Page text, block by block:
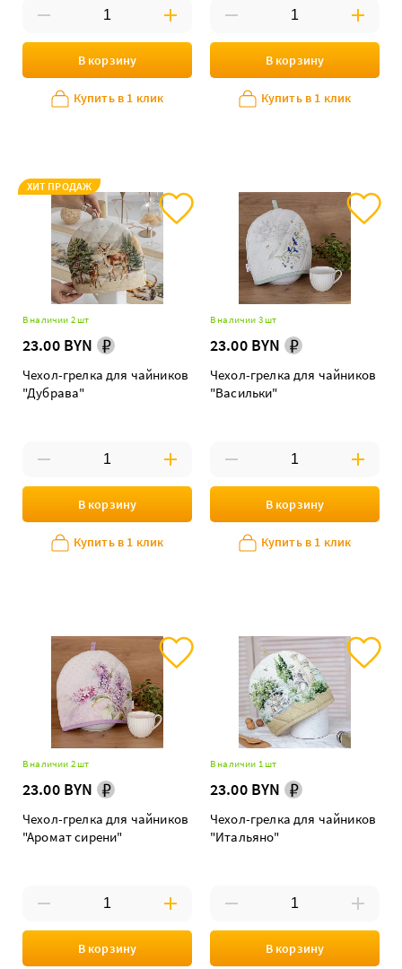
В корзину
Купить в 1 клик
В корзину
Купить в 1 клик
ХИТ ПРОДАЖ
В наличии 2 шт
23.00 BYN
Чехол-грелка для чайников
"Дубрава"
В корзину
Купить в 1 клик
В наличии 3 шт
23.00 BYN
Чехол-грелка для чайников
"Васильки"
В корзину
Купить в 1 клик
В наличии 2 шт
23.00 BYN
Чехол-грелка для чайников
"Аромат сирени"
В корзину
В наличии 1 шт
23.00 BYN
Чехол-грелка для чайников
"Итальяно"
В корзину